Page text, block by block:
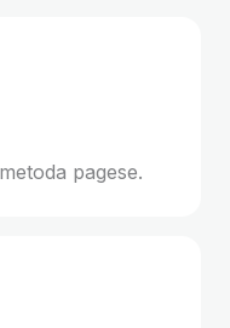
pagese.